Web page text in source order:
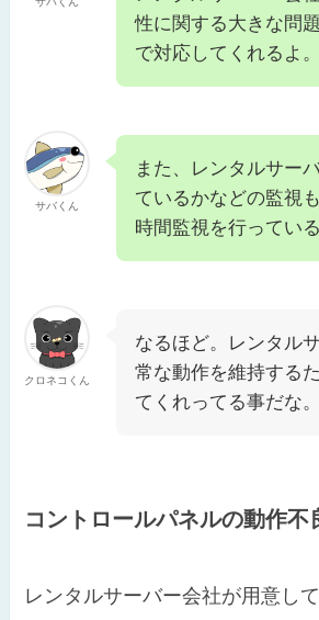
性に関する大きな問
で対応してくれるよ。
サバくん
また、レンタルサー
ているかなどの監視
時間監視を行ってい
クロネコくん
なるほど。レンタル
常な動作を維持する
てくれってる事だな。
コントロールパネルの動作不
レンタルサーバー会社が用意し